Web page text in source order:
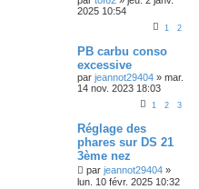
2025 10:54
1 2
PB carbu conso
excessive
par jeannot29404 » mar.
14 nov. 2023 18:03
1 2 3
Réglage des
phares sur DS 21
3ème nez
par jeannot29404 »
lun. 10 févr. 2025 10:32